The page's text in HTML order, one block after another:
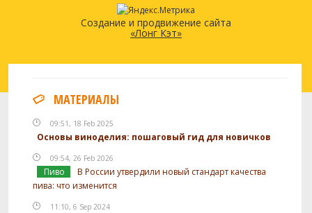
Создание и продвижение сайта
«Лонг Кэт»
МАТЕРИАЛЫ
09:51, 18 Feb 2025
Основы виноделия: пошаговый гид для новичков
09:54, 26 Feb 2026
Пиво
В России утвердили новый стандарт качества
пива: что изменится
11:10, 6 Sep 2024